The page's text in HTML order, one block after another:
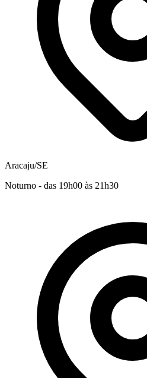
Aracaju/SE
Noturno - das 19h00 às 21h30